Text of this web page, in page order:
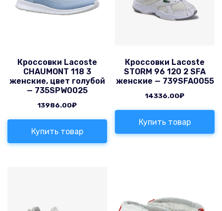
Кроссовки Lacoste
CHAUMONT 118 3
женские, цвет голубой
— 735SPW0025
13986.00₽
Купить товар
Кроссовки Lacoste
STORM 96 120 2 SFA
женские — 739SFA0055
14336.00₽
Купить товар